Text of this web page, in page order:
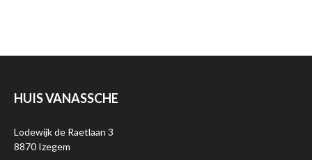
HUIS VANASSCHE
Lodewijk de Raetlaan 3
8870 Izegem